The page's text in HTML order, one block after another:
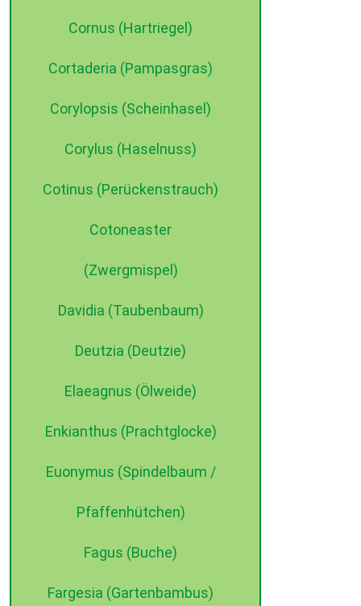
Cornus (Hartriegel)
Cortaderia (Pampasgras)
Corylopsis (Scheinhasel)
Corylus (Haselnuss)
Cotinus (Perückenstrauch)
Cotoneaster
(Zwergmispel)
Davidia (Taubenbaum)
Deutzia (Deutzie)
Elaeagnus (Ölweide)
Enkianthus (Prachtglocke)
Euonymus (Spindelbaum /
Pfaffenhütchen)
Fagus (Buche)
Fargesia (Gartenbambus)